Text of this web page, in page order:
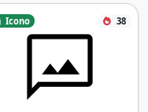
Icono 38